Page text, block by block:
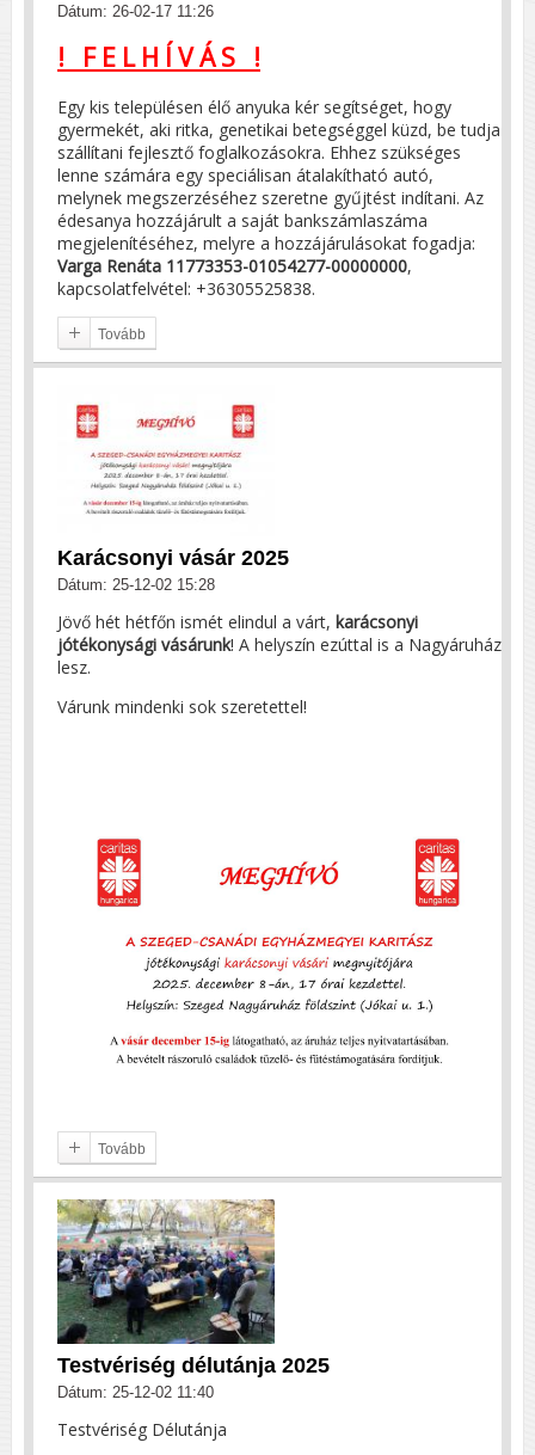
Dátum: 26-02-17 11:26
! F E L H Í V Á S !
Egy kis településen élő anyuka kér segítséget, hogy
gyermekét, aki ritka, genetikai betegséggel küzd, be tudja
szállítani fejlesztő foglalkozásokra. Ehhez szükséges
lenne számára egy speciálisan átalakítható autó,
melynek megszerzéséhez szeretne gyűjtést indítani. Az
édesanya hozzájárult a saját bankszámlaszáma
megjelenítéséhez, melyre a hozzájárulásokat fogadja:
Varga Renáta 11773353-01054277-00000000,
kapcsolatfelvétel: +36305525838.
Tovább
Karácsonyi vásár 2025
Dátum: 25-12-02 15:28
Jövő hét hétfőn ismét elindul a várt, karácsonyi
jótékonysági vásárunk! A helyszín ezúttal is a Nagyáruház
lesz.
Várunk mindenki sok szeretettel!
Tovább
Testvériség délutánja 2025
Dátum: 25-12-02 11:40
Testvériség Délutánja